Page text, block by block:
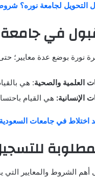
التحويل لجامعة نوره؟
في جامعة
نورة بوضع عدة معايير؛
العلمية والصحية: هي بالقيام باحتساب نسبة 30% من معدل شهادة
الإنسانية: هي القيام باحتساب نسبة 50% من المعدل التراكمي في شهادة الثانوية العامة + نسبة 25% من
اختلاط في جامعات
الشروط والمعايير التي